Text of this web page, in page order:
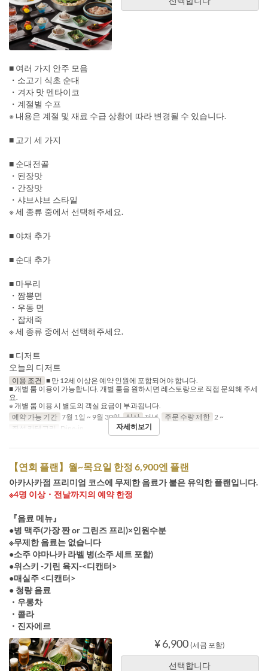
■ 여러 가지 안주 모음
・소고기 식초 순대
・겨자 맛 멘타이코
・계절별 수프
※ 내용은 계절 및 재료 수급 상황에 따라 변경될 수 있습니다.
■ 고기 세 가지
■ 순대전골
・된장맛
・간장맛
・샤브샤브 스타일
※ 세 종류 중에서 선택해주세요.
■ 야채 추가
■ 순대 추가
■ 마무리
・짬뽕면
・우동 면
・잡채죽
※ 세 종류 중에서 선택해주세요.
■ 디저트
오늘의 디저트
이용 조건 ■ 만 12세 이상은 예약 인원에 포함되어야 합니다.
■ 개별 룸 이용이 가능합니다. 개별 룸을 원하시면 레스토랑으로 직접 문의해 주세
요.
※ 개별 룸 이용 시 별도의 객실 요금이 부과됩니다.
예약 가능 기간 7월 1일 ~ 9월 30일 식사 저녁 주문 수량 제한 2 ~
좌석 카테고리
Dine-in 자세히보기
【연회 플랜】월~목요일 한정 6,900엔 플랜
아카사카점 프리미엄 코스에 무제한 음료가 붙은 유익한 플랜입니다.
※4명 이상・전날까지의 예약 한정
『음료 메뉴』
●병 맥주(가장 짠 or 그린즈 프리)×인원수분
※무제한 음료는 없습니다
●소주 야마나카 라벨 병(소주 세트 포함)
●위스키 -기린 육지-<디캔터>
●매실주 <디캔터>
● 청량 음료
・우롱차
・콜라
・진자에르
¥ 6,900 (세금 포함)
선택합니다